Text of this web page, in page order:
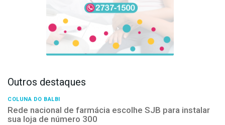
Outros destaques
COLUNA DO BALBI
Rede nacional de farmácia escolhe SJB para instalar
sua loja de número 300